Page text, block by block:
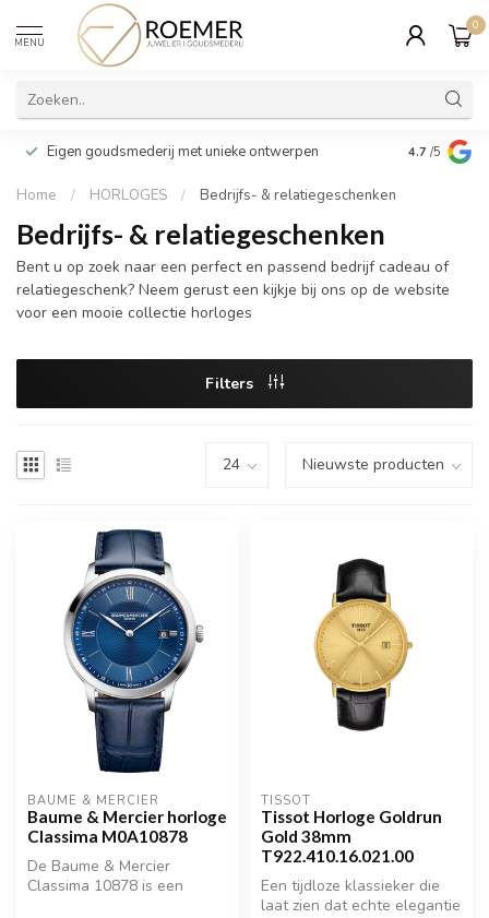
MENU
0
Eigen goudsmederij met unieke ontwerpen Wij
cadeau
4.7 /5
Home / HORLOGES / Bedrijfs- & relatiegeschenken
Bedrijfs- & relatiegeschenken
Bent u op zoek naar een perfect en passend bedrijf cadeau of
relatiegeschenk? Neem gerust een kijkje bij ons op de website
voor een mooie collectie horloges
Filters
BAUME & MERCIER
Baume & Mercier horloge
Classima M0A10878
De Baume & Mercier
Classima 10878 is een
TISSOT
Tissot Horloge Goldrun
Gold 38mm
T922.410.16.021.00
Een tijdloze klassieker die
laat zien dat echte elegantie